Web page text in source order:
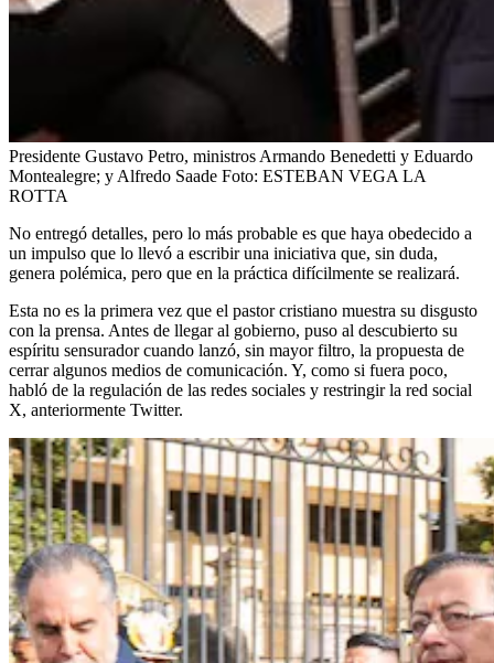
Presidente Gustavo Petro, ministros Armando Benedetti y Eduardo
Montealegre; y Alfredo Saade Foto: ESTEBAN VEGA LA
ROTTA
No entregó detalles, pero lo más probable es que haya obedecido a
un impulso que lo llevó a escribir una iniciativa que, sin duda,
genera polémica, pero que en la práctica difícilmente se realizará.
Esta no es la primera vez que el pastor cristiano muestra su disgusto
con la prensa. Antes de llegar al gobierno, puso al descubierto su
espíritu sensurador cuando lanzó, sin mayor filtro, la propuesta de
cerrar algunos medios de comunicación. Y, como si fuera poco,
habló de la regulación de las redes sociales y restringir la red social
X, anteriormente Twitter.